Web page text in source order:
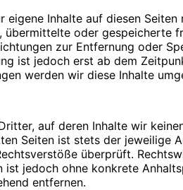
Durch die Verwendung von
fehlerfrei aufrufbar. Diese
Nutzung von Cookies zu
Sie können Ihren
Cookies ausschließen oder
dieser Website
Inhalte auf diesen
oder gespeicherte
zur Entfernung oder
ist jedoch erst ab dem
werden wir diese Inhalte
auf deren Inhalte wir
Seiten ist stets der
überprüft.
jedoch ohne konkrete
entfernen.